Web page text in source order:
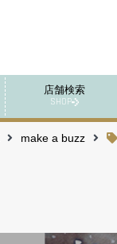
店舗検索
SHOP
make a buzz